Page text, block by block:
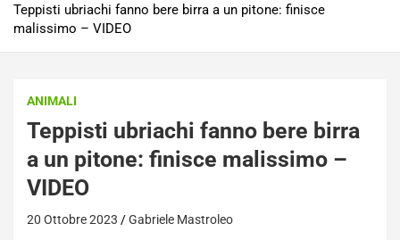
Teppisti ubriachi fanno bere birra a un pitone: finisce
malissimo – VIDEO
ANIMALI
Teppisti ubriachi fanno bere birra
a un pitone: finisce malissimo –
VIDEO
20 Ottobre 2023 Gabriele Mastroleo